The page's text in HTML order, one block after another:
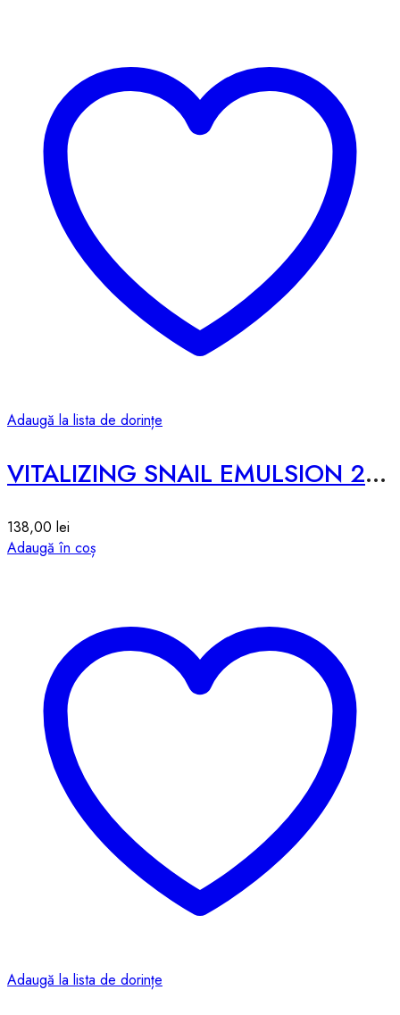
Adaugă la lista de dorințe
VITALIZING SNAIL EMULSION 2X – 200ML
138,00 lei
Adaugă în coș
Adaugă la lista de dorințe